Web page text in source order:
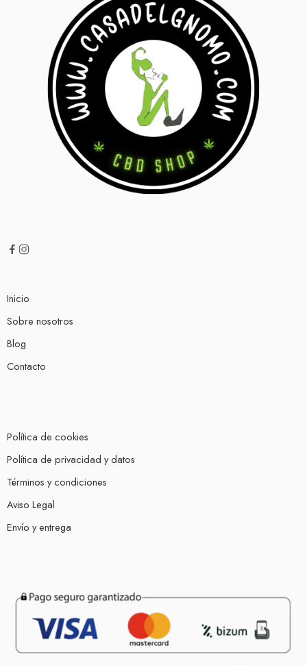
Inicio
Sobre nosotros
Blog
Contacto
Política de cookies
Política de privacidad y datos
Términos y condiciones
Aviso Legal
Envío y entrega